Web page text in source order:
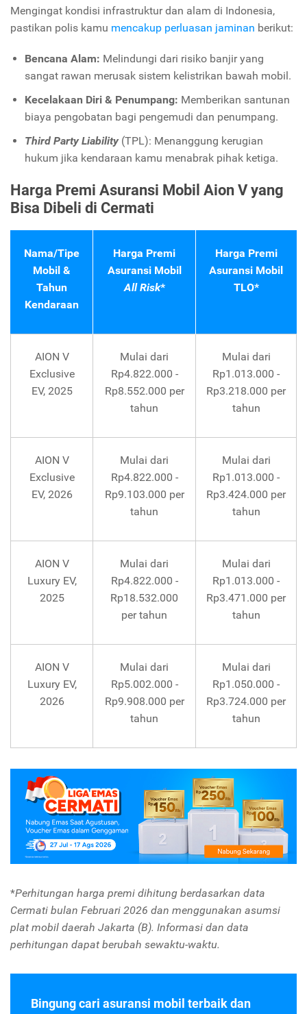
Mengingat kondisi infrastruktur dan alam di Indonesia,
pastikan polis kamu mencakup perluasan jaminan berikut:
Bencana Alam: Melindungi dari risiko banjir yang
sangat rawan merusak sistem kelistrikan bawah mobil.
Kecelakaan Diri & Penumpang: Memberikan santunan
biaya pengobatan bagi pengemudi dan penumpang.
Third Party Liability(TPL): Menanggung kerugian
hukum jika kendaraan kamu menabrak pihak ketiga.
Harga Premi Asuransi Mobil Aion V yang
Bisa Dibeli di Cermati
Nama/Tipe
Mobil &
Tahun
Kendaraan
Harga Premi
Asuransi Mobil
All Risk*
Harga Premi
Asuransi Mobil
TLO*
AION V
Exclusive
EV, 2025
Mulai dari
Rp4.822.000 -
Rp8.552.000 per
tahun
Mulai dari
Rp1.013.000 -
Rp3.218.000 per
tahun
AION V
Exclusive
EV, 2026
Mulai dari
Rp4.822.000 -
Rp9.103.000 per
tahun
Mulai dari
Rp1.013.000 -
Rp3.424.000 per
tahun
AION V
Luxury EV,
2025
Mulai dari
Rp4.822.000 -
Rp18.532.000
per tahun
Mulai dari
Rp1.013.000 -
Rp3.471.000 per
tahun
AION V
Luxury EV,
2026
Mulai dari
Rp5.002.000 -
Rp9.908.000 per
tahun
Mulai dari
Rp1.050.000 -
Rp3.724.000 per
tahun
*Perhitungan harga premi dihitung berdasarkan data
Cermati bulan Februari 2026 dan menggunakan asumsi
plat mobil daerah Jakarta (B). Informasi dan data
perhitungan dapat berubah sewaktu-waktu.
Bingung cari asuransi mobil terbaik dan